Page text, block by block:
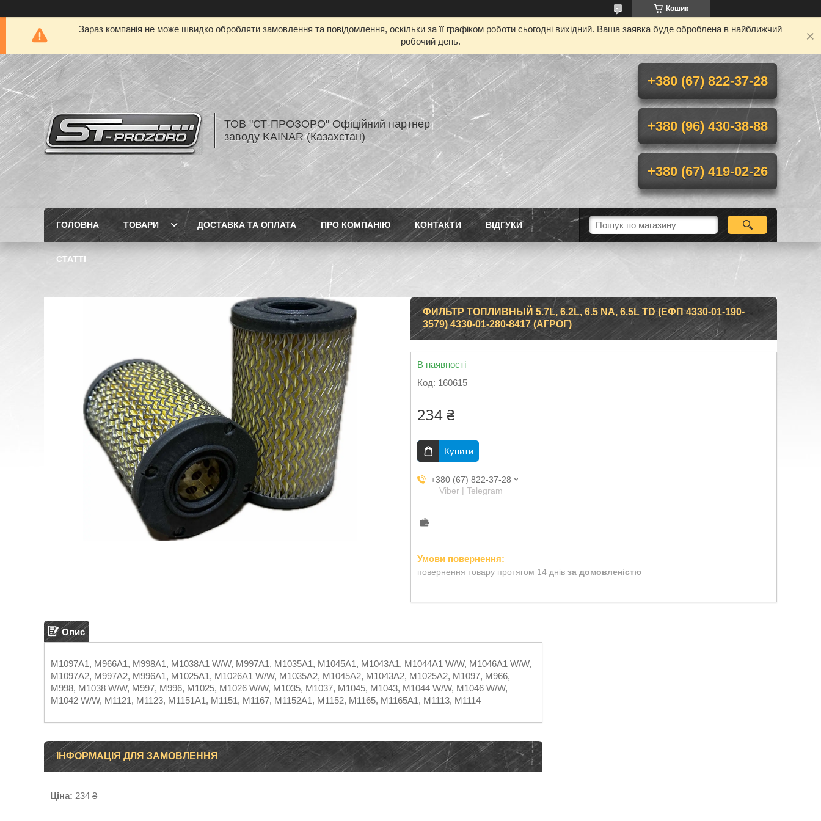
Кошик
Зараз компанія не може швидко обробляти замовлення та повідомлення, оскільки за її графіком роботи сьогодні вихідний. Ваша заявка буде оброблена в найближчий
робочий день.
ТОВ "СТ-ПРОЗОРО" Офіційний партнер
заводу KAINAR (Казахстан)
+380 (67) 822-37-28
+380 (96) 430-38-88
+380 (67) 419-02-26
ГОЛОВНА ТОВАРИ ДОСТАВКА ТА ОПЛАТА ПРО КОМПАНІЮ КОНТАКТИ ВІДГУКИ
СТАТТІ
ФИЛЬТР ТОПЛИВНЫЙ 5.7L, 6.2L, 6.5 NA, 6.5L TD (ЕФП 4330-01-190-
3579) 4330-01-280-8417 (АГРОГ)
В наявності
Код: 160615
234 ₴
Купити
+380 (67) 822-37-28
Viber | Telegram
повернення товару протягом 14 днів за домовленістю
Опис
M1097A1, M966A1, M998A1, M1038A1 W/W, M997A1, M1035A1, M1045A1, M1043A1, M1044A1 W/W, M1046A1 W/W,
M1097A2, M997A2, M996A1, M1025A1, M1026A1 W/W, M1035A2, M1045A2, M1043A2, M1025A2, M1097, M966,
M998, M1038 W/W, M997, M996, M1025, M1026 W/W, M1035, M1037, M1045, M1043, M1044 W/W, M1046 W/W,
M1042 W/W, M1121, M1123, M1151A1, M1151, M1167, M1152A1, M1152, M1165, M1165A1, M1113, M1114
ІНФОРМАЦІЯ ДЛЯ ЗАМОВЛЕННЯ
Ціна: 234 ₴